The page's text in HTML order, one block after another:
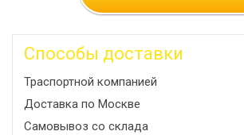
Способы доставки
Траспортной компанией
Доставка по Москве
Самовывоз со склада